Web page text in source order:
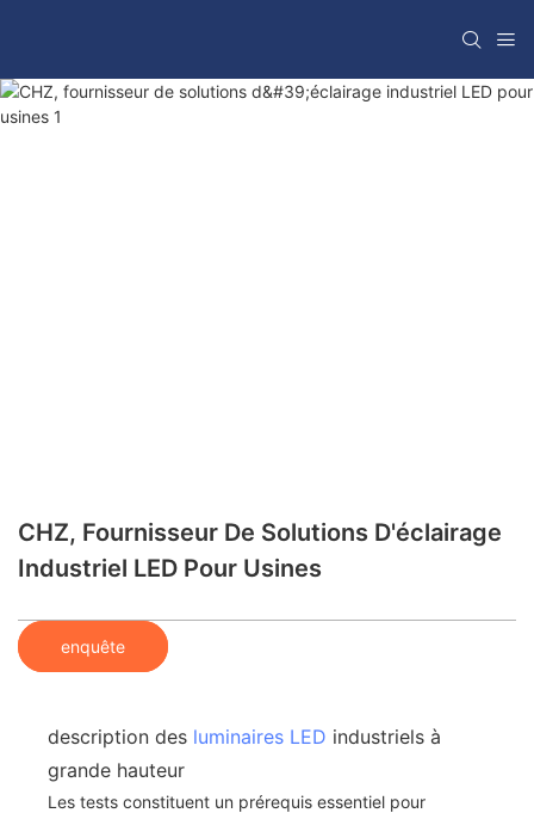
CHZ, Fournisseur De Solutions D'éclairage
Industriel LED Pour Usines
enquête
description des luminaires LED industriels à
grande hauteur
Les tests constituent un prérequis essentiel pour